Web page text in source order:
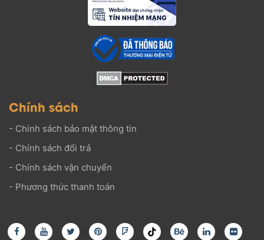
Chính sách
- Chính sách bảo mật thông tin
- Chính sách đổi trả
- Chính sách vận chuyển
- Phương thức thanh toán